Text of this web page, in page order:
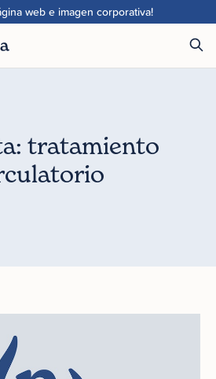
web e imagen corporativa!
tratamiento